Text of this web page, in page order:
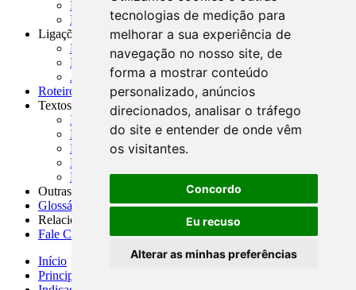
tecnologias de medição para
melhorar a sua experiência de
navegação no nosso site, de
forma a mostrar conteúdo
personalizado, anúncios
direcionados, analisar o tráfego
do site e entender de onde vêm
os visitantes.
Concordo
Eu recuso
Alterar as minhas preferências
Manuais Auxiliares do BCB e Cosif-e
Resenhas Diárias Governamentais
Ligações Externas
Links Úteis
Presidência da República
Agências Nacionais Reguladoras
Roteiros para Estudos
Textos
Índice de Textos
Editorial
Monografias
Na Imprensa
Fórum de Discussão
Outras ferramentas
Glossário
Relacionamento
Fale Conosco
Início
Principais notícias